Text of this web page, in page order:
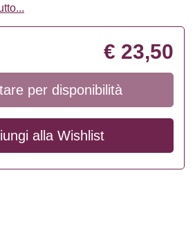
€ 23,50
per disponibilità
alla Wishlist